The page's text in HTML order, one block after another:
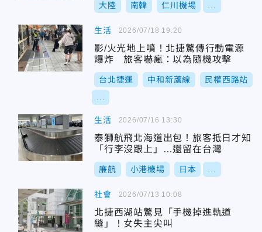
大陸 南韓 仁川機場
生活
影/火光地上噴！北捷驚傳行動電源
爆炸 旅客嚇瘋：以為隨機攻擊
台北捷運 中和新蘆線 民權西路站
2026/07/18 19:20
生活
泰獅航飛北海道出包！旅客抵日才知
「行李沒跟上」…還留在台灣
廉航 小港機場 日本
2026/07/16 13:30
社會
北捷西湖站驚見「手機掉進軌道
縫」！女失主尖叫
2026/07/13 10:08